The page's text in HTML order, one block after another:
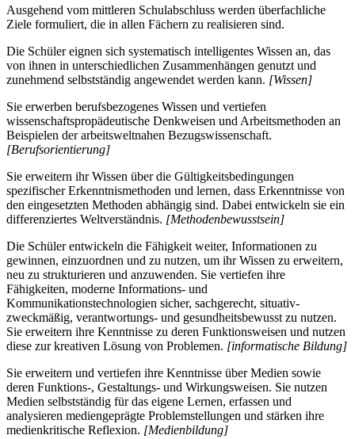
Ausgehend vom mittleren Schulabschluss werden überfachliche
Ziele formuliert, die in allen Fächern zu realisieren sind.
Die Schüler eignen sich systematisch intelligentes Wissen an, das
von ihnen in unterschiedlichen Zusammenhängen genutzt und
zunehmend selbstständig angewendet werden kann. [Wissen]
Sie erwerben berufsbezogenes Wissen und vertiefen
wissenschaftspropädeutische Denkweisen und Arbeitsmethoden an
Beispielen der arbeitsweltnahen Bezugswissenschaft.
[Berufsorientierung]
Sie erweitern ihr Wissen über die Gültigkeitsbedingungen
spezifischer Erkenntnismethoden und lernen, dass Erkenntnisse von
den eingesetzten Methoden abhängig sind. Dabei entwickeln sie ein
differenziertes Weltverständnis. [Methodenbewusstsein]
Die Schüler entwickeln die Fähigkeit weiter, Informationen zu
gewinnen, einzuordnen und zu nutzen, um ihr Wissen zu erweitern,
neu zu strukturieren und anzuwenden. Sie vertiefen ihre
Fähigkeiten, moderne Informations- und
Kommunikationstechnologien sicher, sachgerecht, situativ-
zweckmäßig, verantwortungs- und gesundheitsbewusst zu nutzen.
Sie erweitern ihre Kenntnisse zu deren Funktionsweisen und nutzen
diese zur kreativen Lösung von Problemen. [informatische Bildung]
Sie erweitern und vertiefen ihre Kenntnisse über Medien sowie
deren Funktions-, Gestaltungs- und Wirkungsweisen. Sie nutzen
Medien selbstständig für das eigene Lernen, erfassen und
analysieren mediengeprägte Problemstellungen und stärken ihre
medienkritische Reflexion. [Medienbildung]